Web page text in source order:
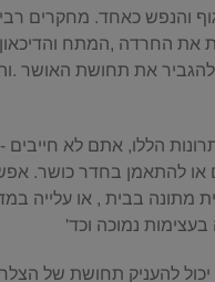
והנפש כאחד. מחקרים
החרדה ,המתח
את תחושת האושר
הללו, אתם לא חייבים
או להתאמן בחדר כושר.
מתונה בבית , או עלייה
בעצימות נמוכה וכד'
יכול להעניק תחושת של